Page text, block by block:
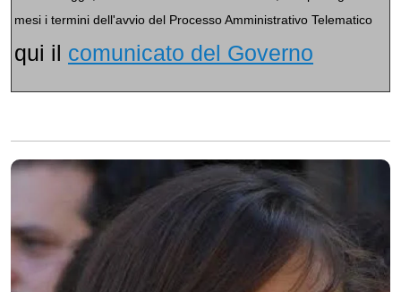
mesi i termini dell'avvio del Processo Amministrativo Telematico
qui il comunicato del Governo